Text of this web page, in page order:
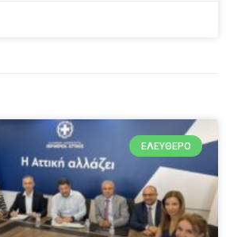
ΕΛΕΎΘΕΡΟ